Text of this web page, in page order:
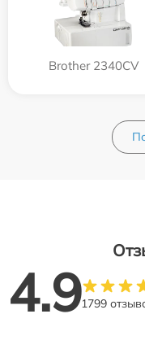
Brother 2340CV
4.91799